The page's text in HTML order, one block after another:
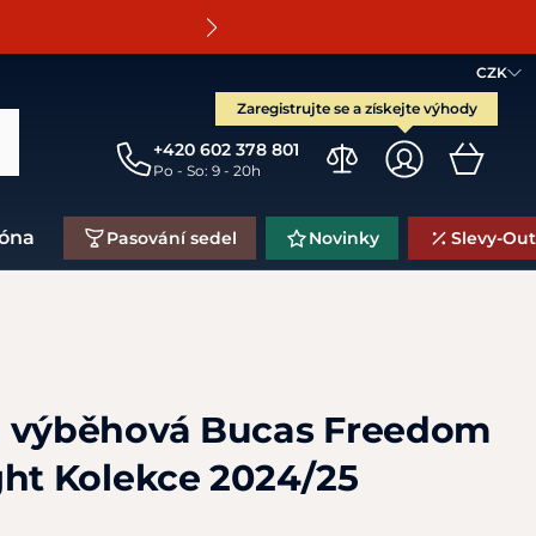
CZK
Zaregistrujte se a získejte výhody
+420 602 378 801
Po - So: 9 - 20h
Pasování sedel Novinky Slevy-
Bucas Freedom
Kolekce 2024/25